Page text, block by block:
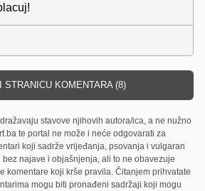
STRANICU KOMENTARA (8)
stavove njihovih autora/ica, a ne nužno
te portal ne može i neće odgovarati za
koji sadrže vrijeđanja, psovanja i vulgaran
najave i objašnjenja, ali to ne obavezuje
komentare koji krše pravila. Čitanjem prihvatate
mogu biti pronađeni sadržaji koji mogu